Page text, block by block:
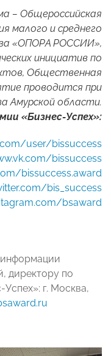
– Общероссийская
малого и среднего
«ОПОРА РОССИИ»,
инициатив по
Общественная
проводится при
Амурской области.
«Бизнес-Успех»:
user/bissuccess
bissuccess
bissuccess.award
bis_success
bsaward
директору по
г. Москва,